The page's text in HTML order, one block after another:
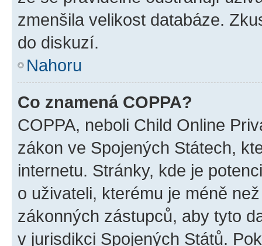
zmenšila velikost databáze.
do diskuzí.
Nahoru
Co znamená COPPA?
COPPA, neboli Child Online
zákon ve Spojených Státech,
internetu. Stránky, kde je
o uživateli, kterému je méně
zákonných zástupců, aby tyto
v jurisdikci Spojených Států.